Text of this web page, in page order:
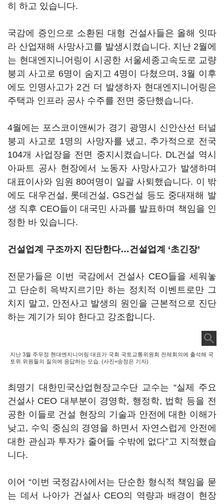
히 하고 있습니다.
국감에 증인으로 소환된 대형 건설사들은 올해 잇따
라 산업재해 사망사고를 발생시켰습니다. 지난 2월에
는 현대엔지니어링이 시공한 서울세종고속도로 교량
붕괴 사고로 6명이 숨지고 4명이 다쳤으며, 3월 이후
에도 인명사고가 2건 더 발생하자 현대엔지니어링은
주택과 인프라 공사 수주를 전면 중단했습니다.
4월에는 포스코이앤씨가 경기 광명시 신안산선 터널
붕괴 사고로 1명의 사망자를 냈고, 추가적으로 전국
104개 사업장을 전면 중지시켰습니다. DL건설 역시
아파트 공사 현장에서 노동자 사망사고가 발생하며
대표이사와 임원 80여명이 일괄 사퇴했습니다. 이 밖
에도 대우건설, 롯데건설, GS건설 등도 중대재해 발
생 직후 CEO들이 대국민 사과를 발표하며 책임을 인
정한 바 있습니다.
건설업계 구조까지 진단한다…건설업계 ‘초긴장’
전문가들은 이번 국감에서 건설사 CEO들을 세워놓
고 단순히 윽박지르기만 하는 정치적 이벤트로만 그
치지 말고, 안전사고 발생의 원인을 근본적으로 진단
하는 계기가 되야 한다고 강조합니다.
지난 3월 주우정 현대엔지니어링 대표가 국회 국토교통위원회 전체회의에 출석해 국
토위 위원들의 질의에 응답하는 모습. (사진=송정은 기자)
최명기 대한민국산업현장교수단 교수는 “실제 주요
건설사 CEO 대부분이 경영학, 행정학, 법학 등을 전
공한 이들로 건설 현장의 기술과 안전에 대한 이해가
낮고, 수익 중심의 경영을 하면서 자연스럽게 안전에
대한 관심과 투자가 줄어들 수밖에 없다”고 지적했습
니다.
이어 “이번 국정감사에서는 단순한 형식적 책임을 묻
는 데서 나아가 건설사 CEO의 역량과 배경이 현장